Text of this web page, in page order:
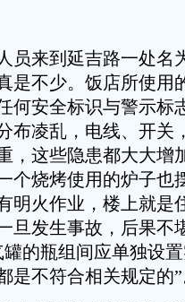
来到延吉路一处名
是不少。饭店所使用
何安全标识与警示标
布凌乱，电线、开关
，这些隐患都大大增
个烧烤使用的炉子也
明火作业，楼上就是
旦发生事故，后果不
的瓶组间应单独设
是不符合相关规定的